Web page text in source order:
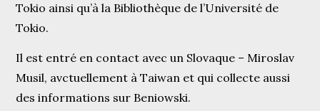
Tokio ainsi qu’à la Bibliothèque de l’Université de
Tokio.
Il est entré en contact avec un Slovaque – Miroslav
Musil, avctuellement à Taiwan et qui collecte aussi
des informations sur Beniowski.